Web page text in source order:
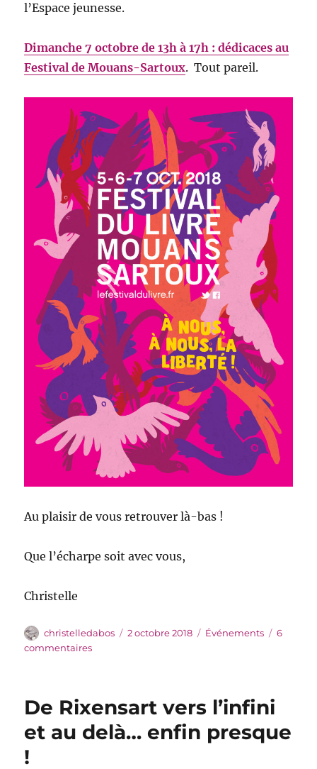
l’Espace jeunesse.
Dimanche 7 octobre de 13h à 17h : dédicaces au
Festival de Mouans-Sartoux. Tout pareil.
Au plaisir de vous retrouver là-bas !
Que l’écharpe soit avec vous,
Christelle
Auteur
christelledabos
Publié
2 octobre 2018 Catégories
Événements
6
commentairessur
enfance,
me
voila
De Rixensart vers l’infini
et au delà… enfin presque
!